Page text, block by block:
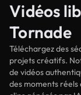
Vidéos
Tornade
Téléchargez des
projets créatifs.
de vidéos
des moments réels